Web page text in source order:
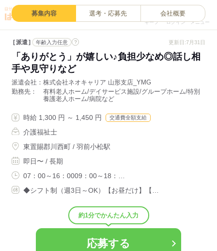
キープ ログイン メニュー
募集内容 選考・応募先 会社概要
派遣 年齢入力任意 ? 更新日:7月31日
「ありがとう」が嬉しい♪負担少なめ◎話し相
手や見守りなど
派遣会社
株式会社ネオキャリア 山形支店_YMG
勤務先
有料老人ホーム/デイサービス施設/グループホーム/特別
養護老人ホーム/病院など
時給 1,300 円 ～ 1,450 円 交通費全額支給
介護福祉士
東置賜郡川西町 / 羽前小松駅
即日〜 / 長期
07：00～16：0009：00～18：…
◆シフト制（週3日～OK）【お昼だけ】【…
約1分でかんたん入力
応募する